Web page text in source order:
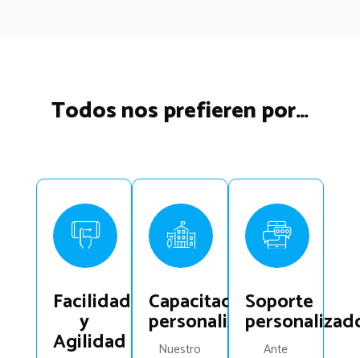
Todos nos prefieren por…
Facilidad
y
Agilidad
Capacitación
personalizada
Nuestro
Soporte
Ante